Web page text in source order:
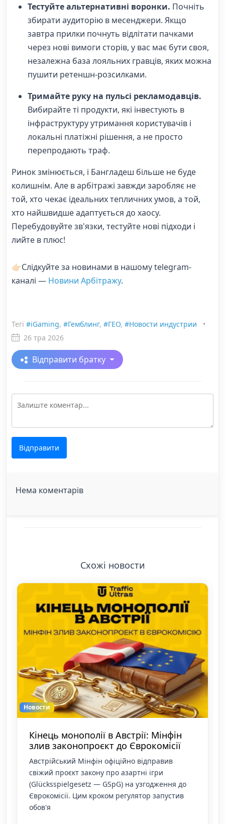
Тестуйте альтернативні воронки. Почніть
збирати аудиторію в месенджери. Якщо
завтра прилки почнуть відлітати пачками
через нові вимоги сторів, у вас має бути своя,
незалежна база лояльних гравців, яких можна
пушити ретеншн-розсилками.
Тримайте руку на пульсі рекламодавців.
Вибирайте ті продукти, які інвестують в
інфраструктуру утримання користувачів і
локальні платіжні рішення, а не просто
перепродають траф.
Ринок змінюється, і Бангладеш більше не буде
колишнім. Але в арбітражі завжди заробляє не
той, хто чекає ідеальних тепличних умов, а той,
хто найшвидше адаптується до хаосу.
Перебудовуйте зв'язки, тестуйте нові підходи і
лийте в плюс!
👉🏻Слідкуйте за новинами в нашому telegram-
каналі — Новини Арбітражу.
Тегі #iGaming, #Гемблинг, #ГЕО, #Новости индустрии
•
26 тра 2026
Відправити братку
Відправити
Нема коментарів
Схожі новости
Новости
Кінець монополії в Австрії: Мінфін
злив законопроєкт до Єврокомісії
Австрійський Мінфін офіційно відправив
свіжий проєкт закону про азартні ігри
(Glücksspielgesetz — GSpG) на узгодження до
Єврокомісії. Цим кроком регулятор запустив
обов'я